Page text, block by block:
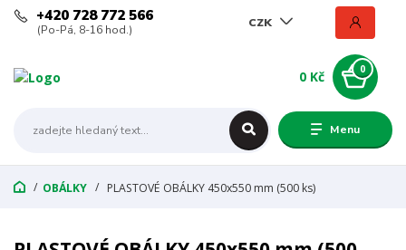
Menu
CZK
+420 728 772 566
(Po-Pá, 8-16 hod.)
0
0 Kč
OBÁLKY PLASTOVÉ OBÁLKY 450x550 mm (500 ks)